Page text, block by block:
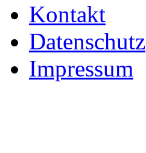
Kontakt
Datenschutz
Impressum